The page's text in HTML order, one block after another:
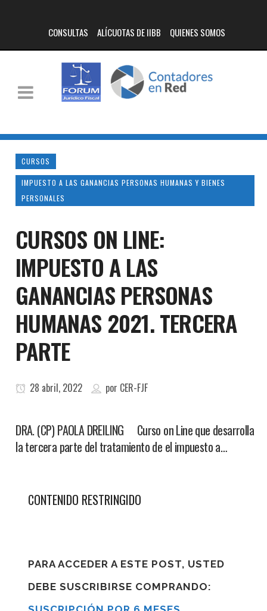
CONSULTAS ALÍCUOTAS DE IIBB QUIENES SOMOS
CURSOS
IMPUESTO A LAS GANANCIAS PERSONAS HUMANAS Y BIENES
PERSONALES
CURSOS ON LINE:
IMPUESTO A LAS
GANANCIAS PERSONAS
HUMANAS 2021. TERCERA
PARTE
28 abril, 2022 por CER-FJF
DRA. (CP) PAOLA DREILING Curso on Line que desarrolla
la tercera parte del tratamiento de el impuesto a…
CONTENIDO RESTRINGIDO
PARA ACCEDER A ESTE POST, USTED
DEBE SUSCRIBIRSE COMPRANDO: